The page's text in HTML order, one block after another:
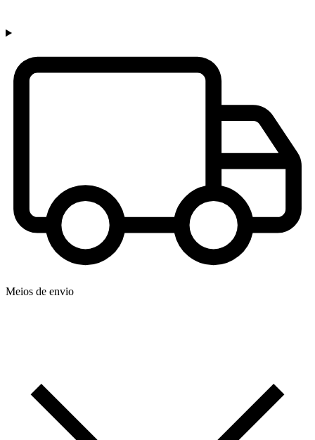
Meios de envio